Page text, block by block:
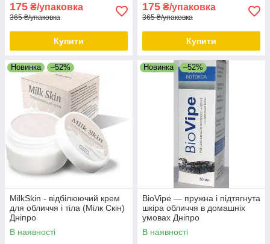
175 ₴/упаковка
365 ₴/упаковка
Купити
175 ₴/упаковка
365 ₴/упаковка
Купити
Новинка –52%
MilkSkin - відбілюючий крем
для обличчя і тіла (Мілк Скін)
Дніпро
В наявності
Новинка –52%
BioVipe — пружна і підтягнута
шкіра обличчя в домашніх
умовах Дніпро
В наявності